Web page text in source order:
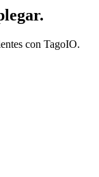
con TagoIO.